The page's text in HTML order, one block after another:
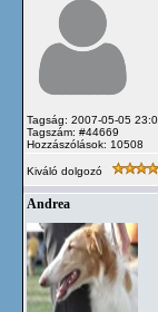
Tagság: 2007-05-05
Tagszám: #44669
Hozzászólások: 10508
Kiváló dolgozó
Andrea